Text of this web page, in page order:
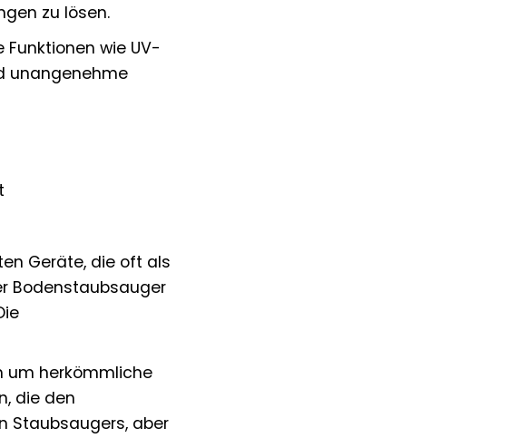
zu lösen.
wie UV-
unangenehme
Geräte, die oft als
Bodenstaubsauger
um herkömmliche
die den
Staubsaugers, aber